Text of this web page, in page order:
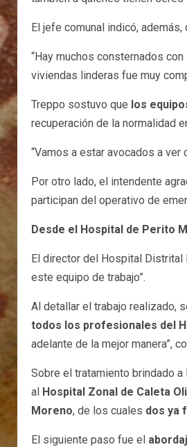
El jefe comunal indicó,
“Hay muchos consternados
viviendas linderas fue muy
Treppo sostuvo que los
recuperación de la normalidad
“Vamos a estar avocados a
Por otro lado, el intendente
participan del operativo de
Desde el Hospital de Perito
El director del Hospital Distrital
este equipo de trabajo”.
Al detallar el trabajo realizado,
todos los profesionales del
adelante de la mejor manera”,
Sobre el tratamiento brindado
al Hospital Zonal de Caleta
Moreno, de los cuales dos ya
El siguiente paso fue el